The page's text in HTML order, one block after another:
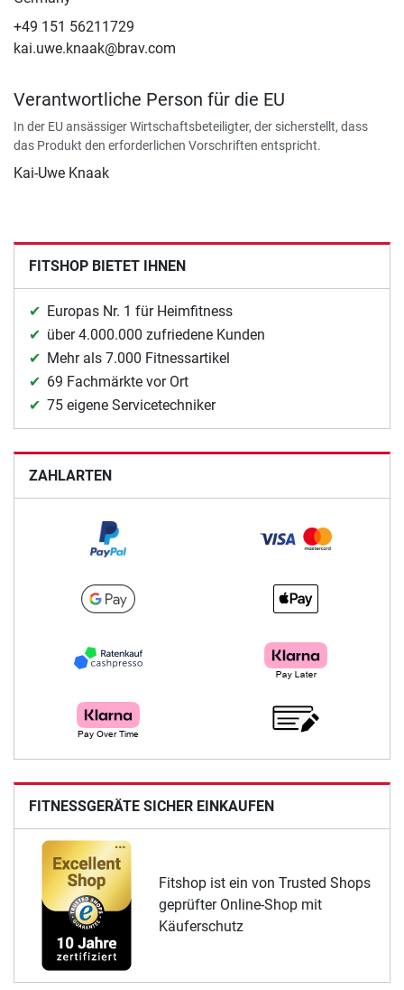
+49 151 56211729
kai.uwe.knaak@brav.com
Verantwortliche Person für die EU
In der EU ansässiger Wirtschaftsbeteiligter, der sicherstellt, dass
das Produkt den erforderlichen Vorschriften entspricht.
Kai-Uwe Knaak
FITSHOP BIETET IHNEN
Europas Nr. 1 für Heimfitness
über 4.000.000 zufriedene Kunden
Mehr als 7.000 Fitnessartikel
69 Fachmärkte vor Ort
75 eigene Servicetechniker
ZAHLARTEN
FITNESSGERÄTE SICHER EINKAUFEN
Fitshop ist ein von Trusted Shops
geprüfter Online-Shop mit
Käuferschutz